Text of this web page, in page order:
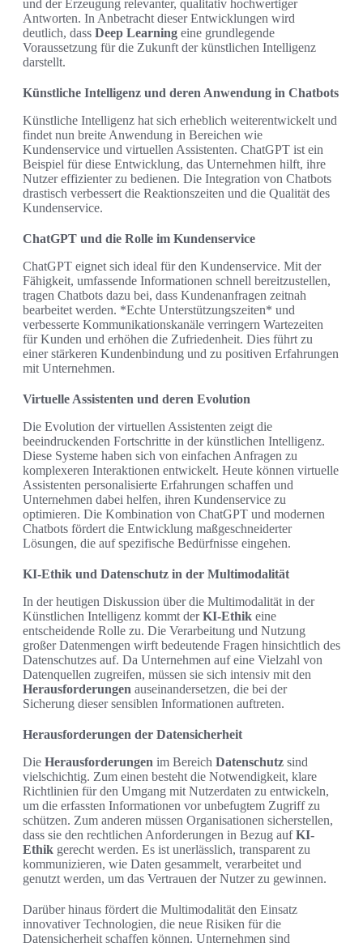
und der Erzeugung relevanter, qualitativ hochwertiger
Antworten. In Anbetracht dieser Entwicklungen wird
deutlich, dass Deep Learning eine grundlegende
Voraussetzung für die Zukunft der künstlichen Intelligenz
darstellt.
Künstliche Intelligenz und deren Anwendung in Chatbots
Künstliche Intelligenz hat sich erheblich weiterentwickelt und
findet nun breite Anwendung in Bereichen wie
Kundenservice und virtuellen Assistenten. ChatGPT ist ein
Beispiel für diese Entwicklung, das Unternehmen hilft, ihre
Nutzer effizienter zu bedienen. Die Integration von Chatbots
drastisch verbessert die Reaktionszeiten und die Qualität des
Kundenservice.
ChatGPT und die Rolle im Kundenservice
ChatGPT eignet sich ideal für den Kundenservice. Mit der
Fähigkeit, umfassende Informationen schnell bereitzustellen,
tragen Chatbots dazu bei, dass Kundenanfragen zeitnah
bearbeitet werden. *Echte Unterstützungszeiten* und
verbesserte Kommunikationskanäle verringern Wartezeiten
für Kunden und erhöhen die Zufriedenheit. Dies führt zu
einer stärkeren Kundenbindung und zu positiven Erfahrungen
mit Unternehmen.
Virtuelle Assistenten und deren Evolution
Die Evolution der virtuellen Assistenten zeigt die
beeindruckenden Fortschritte in der künstlichen Intelligenz.
Diese Systeme haben sich von einfachen Anfragen zu
komplexeren Interaktionen entwickelt. Heute können virtuelle
Assistenten personalisierte Erfahrungen schaffen und
Unternehmen dabei helfen, ihren Kundenservice zu
optimieren. Die Kombination von ChatGPT und modernen
Chatbots fördert die Entwicklung maßgeschneiderter
Lösungen, die auf spezifische Bedürfnisse eingehen.
KI-Ethik und Datenschutz in der Multimodalität
In der heutigen Diskussion über die Multimodalität in der
Künstlichen Intelligenz kommt derKI-Ethik eine
entscheidende Rolle zu. Die Verarbeitung und Nutzung
großer Datenmengen wirft bedeutende Fragen hinsichtlich des
Datenschutzes auf. Da Unternehmen auf eine Vielzahl von
Datenquellen zugreifen, müssen sie sich intensiv mit den
Herausforderungen auseinandersetzen, die bei der
Sicherung dieser sensiblen Informationen auftreten.
Herausforderungen der Datensicherheit
Die Herausforderungen im Bereich Datenschutz sind
vielschichtig. Zum einen besteht die Notwendigkeit, klare
Richtlinien für den Umgang mit Nutzerdaten zu entwickeln,
um die erfassten Informationen vor unbefugtem Zugriff zu
schützen. Zum anderen müssen Organisationen sicherstellen,
dass sie den rechtlichen Anforderungen in Bezug aufKI-
Ethik gerecht werden. Es ist unerlässlich, transparent zu
kommunizieren, wie Daten gesammelt, verarbeitet und
genutzt werden, um das Vertrauen der Nutzer zu gewinnen.
Darüber hinaus fördert die Multimodalität den Einsatz
innovativer Technologien, die neue Risiken für die
Datensicherheit schaffen können. Unternehmen sind